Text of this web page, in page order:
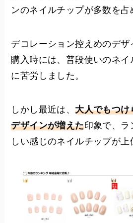
ンのネイルチップが多数を占
デコレーション控えめのデザ
購入時には、普段使いのネ
に苦労しました。
しかし最近は、大人でもつけ
デザインが増えた印象で、ラ
しい感じのネイルチップが上